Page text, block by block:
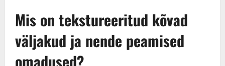
Mis on tekstureeritud kõvad
väljakud ja nende peamised
omadused?